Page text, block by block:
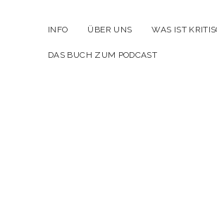
INFO ÜBER UNS WAS IST
DAS BUCH ZUM PODCAST